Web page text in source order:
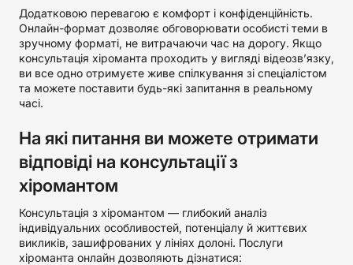
Додатковою перевагою є комфорт і конфіденційність.
Онлайн-формат дозволяє обговорювати особисті теми в
зручному форматі, не витрачаючи час на дорогу. Якщо
консультація хіроманта проходить у вигляді відеозв’язку,
ви все одно отримуєте живе спілкування зі спеціалістом
та можете поставити будь-які запитання в реальному
часі.
На які питання ви можете отримати
відповіді на консультації з
хіромантом
Консультація з хіромантом — глибокий аналіз
індивідуальних особливостей, потенціалу й життєвих
викликів, зашифрованих у лініях долоні. Послуги
хіроманта онлайн дозволяють дізнатися: